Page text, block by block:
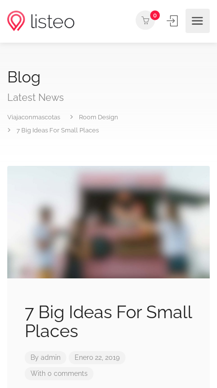
0
Blog
Latest News
Viajaconmascotas
Room Design
7 Big Ideas For Small Places
7 Big Ideas For Small
Places
By admin Enero 22, 2019
With 0 comments